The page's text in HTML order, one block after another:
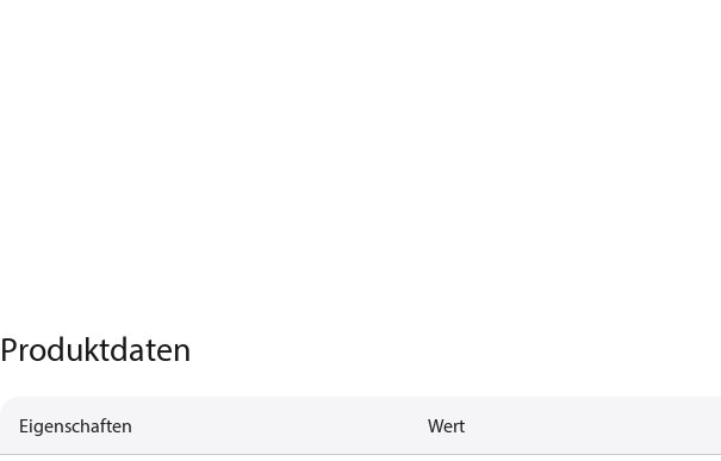
Produktdaten
Eigenschaften Wert